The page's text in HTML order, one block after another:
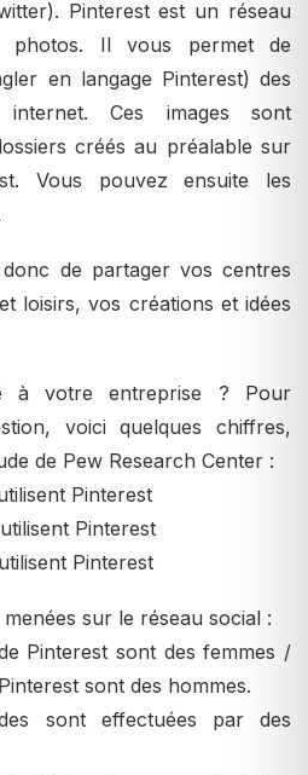
Pinterest est un réseau
photos. Il vous permet de
en langage Pinterest) des
Ces images sont
créés au préalable sur
Vous pouvez ensuite les
de partager vos centres
loisirs, vos créations et idées
à votre entreprise ? Pour
voici quelques chiffres,
de Pew Research Center :
Pinterest
Pinterest
Pinterest
menées sur le réseau social :
Pinterest sont des femmes /
sont des hommes.
sont effectuées par des